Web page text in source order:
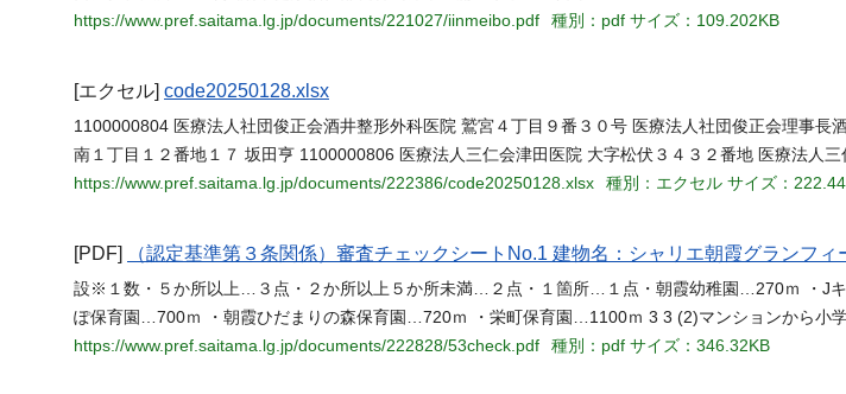
https://www.pref.saitama.lg.jp/documents/221027/iinmeibo.pdf
種別：pdf サイズ：109.202KB
[エクセル] code20250128.xlsx
1100000804 医療法人社団俊正会酒井整形外科医院 鷲宮４丁目９番３０号 医療法人社団俊正会理事長
南１丁目１２番地１７ 坂田亨 1100000806 医療法人三仁会津田医院 大字松伏３４３２番地 医療法人
https://www.pref.saitama.lg.jp/documents/222386/code20250128.xlsx
種別：エクセル サイズ：
[PDF] （認定基準第３条関係）審査チェックシートNo.1 建物名：シャリエ朝霞グランフィ
設※１数・５か所以上…３点・２か所以上５か所未満…２点・１箇所…１点・朝霞幼稚園…270ｍ ・J
ぽ保育園…700ｍ ・朝霞ひだまりの森保育園…720ｍ ・栄町保育園…1100ｍ 3 3 (2)マンションから小
https://www.pref.saitama.lg.jp/documents/222828/53check.pdf
種別：pdf サイズ：346.32KB